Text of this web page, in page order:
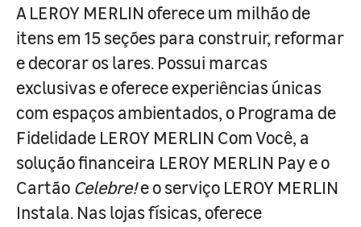
A LEROY MERLIN oferece um milhão de
itens em 15 seções para construir, reformar
e decorar os lares. Possui marcas
exclusivas e oferece experiências únicas
com espaços ambientados, o Programa de
Fidelidade LEROY MERLIN Com Você, a
solução financeira LEROY MERLIN Pay e o
Cartão Celebre!e o serviço LEROY MERLIN
Instala. Nas lojas físicas, oferece